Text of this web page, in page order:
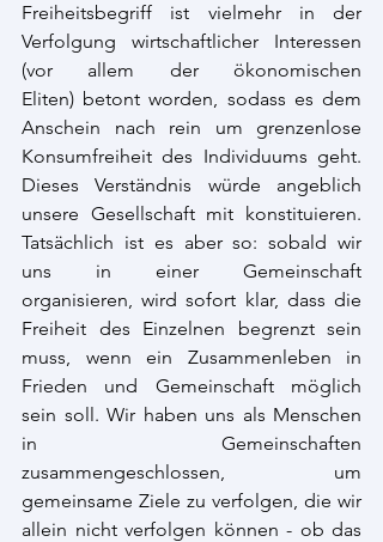
Freiheitsbegriff ist vielmehr in der
Verfolgung wirtschaftlicher Interessen
(vor allem der ökonomischen
Eliten) betont worden, sodass es dem
Anschein nach rein um grenzenlose
Konsumfreiheit des Individuums geht.
Dieses Verständnis würde angeblich
unsere Gesellschaft mit konstituieren.
Tatsächlich ist es aber so: sobald wir
uns in einer Gemeinschaft
organisieren, wird sofort klar, dass die
Freiheit des Einzelnen begrenzt sein
muss, wenn ein Zusammenleben in
Frieden und Gemeinschaft möglich
sein soll. Wir haben uns als Menschen
in Gemeinschaften
zusammengeschlossen, um
gemeinsame Ziele zu verfolgen, die wir
allein nicht verfolgen können - ob das